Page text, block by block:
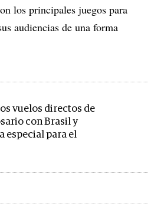
los principales juegos para
audiencias de una forma
vuelos directos de
con Brasil y
especial para el